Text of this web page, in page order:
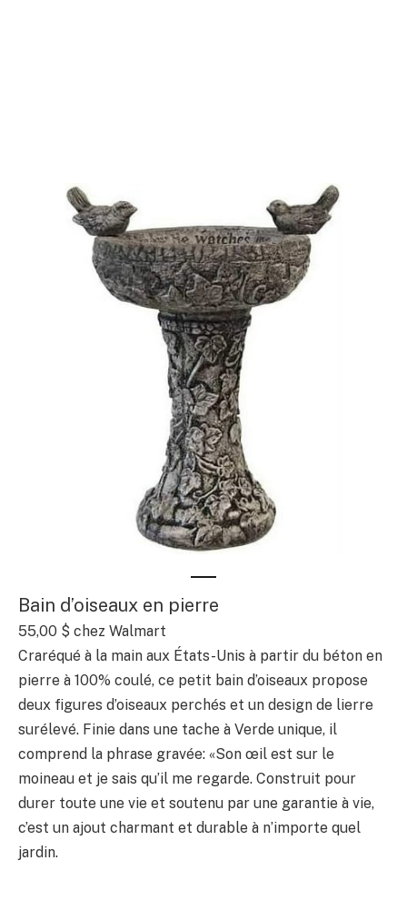
Bain d’oiseaux en pierre
55,00 $ chez Walmart
Craréqué à la main aux États-Unis à partir du béton en
pierre à 100% coulé, ce petit bain d’oiseaux propose
deux figures d’oiseaux perchés et un design de lierre
surélevé. Finie dans une tache à Verde unique, il
comprend la phrase gravée: «Son œil est sur le
moineau et je sais qu’il me regarde. Construit pour
durer toute une vie et soutenu par une garantie à vie,
c’est un ajout charmant et durable à n’importe quel
jardin.